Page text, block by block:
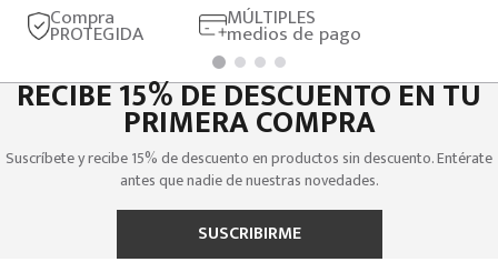
Compra
PROTEGIDA
MÚLTIPLES
medios de pago
RECIBE 15% DE DESCUENTO EN TU
PRIMERA COMPRA
Suscríbete y recibe 15% de descuento en productos sin descuento. Entérate
antes que nadie de nuestras novedades.
SUSCRIBIRME